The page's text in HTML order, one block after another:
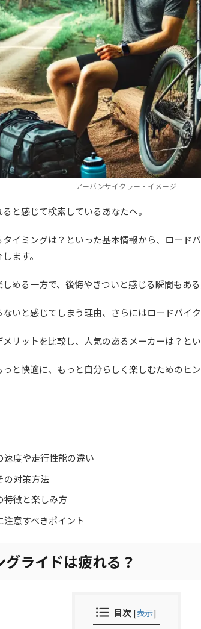
アーバンサイクラー・イメージ
と感じて検索しているあなたへ。
イミングは？といった基本情報から、ロード
ます。
める一方で、後悔やきついと感じる瞬間もある
いと感じてしまう理由、さらにはロードバイ
リットを比較し、人気のあるメーカーは？と
と快適に、もっと自分らしく楽しむためのヒン
度や走行性能の違い
の対策方法
特徴と楽しみ方
意すべきポイント
ライドは疲れる？
目次 [表示]